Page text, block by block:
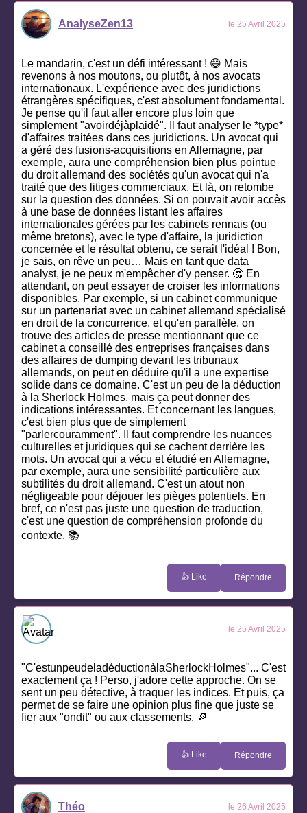
AnalyseZen13 le 25 Avril 2025
Le mandarin, c'est un défi intéressant ! 😄 Mais
revenons à nos moutons, ou plutôt, à nos avocats
internationaux. L'expérience avec des juridictions
étrangères spécifiques, c'est absolument fondamental.
Je pense qu'il faut aller encore plus loin que
simplement "avoirdéjàplaidé". Il faut analyser le *type*
d'affaires traitées dans ces juridictions. Un avocat qui
a géré des fusions-acquisitions en Allemagne, par
exemple, aura une compréhension bien plus pointue
du droit allemand des sociétés qu'un avocat qui n'a
traité que des litiges commerciaux. Et là, on retombe
sur la question des données. Si on pouvait avoir accès
à une base de données listant les affaires
internationales gérées par les cabinets rennais (ou
même bretons), avec le type d'affaire, la juridiction
concernée et le résultat obtenu, ce serait l'idéal ! Bon,
je sais, on rêve un peu… Mais en tant que data
analyst, je ne peux m'empêcher d'y penser. 🤔 En
attendant, on peut essayer de croiser les informations
disponibles. Par exemple, si un cabinet communique
sur un partenariat avec un cabinet allemand spécialisé
en droit de la concurrence, et qu'en parallèle, on
trouve des articles de presse mentionnant que ce
cabinet a conseillé des entreprises françaises dans
des affaires de dumping devant les tribunaux
allemands, on peut en déduire qu'il a une expertise
solide dans ce domaine. C'est un peu de la déduction
à la Sherlock Holmes, mais ça peut donner des
indications intéressantes. Et concernant les langues,
c'est bien plus que de simplement
"parlercouramment". Il faut comprendre les nuances
culturelles et juridiques qui se cachent derrière les
mots. Un avocat qui a vécu et étudié en Allemagne,
par exemple, aura une sensibilité particulière aux
subtilités du droit allemand. C'est un atout non
négligeable pour déjouer les pièges potentiels. En
bref, ce n'est pas juste une question de traduction,
c'est une question de compréhension profonde du
contexte. 📚
👍 Like Répondre
le 25 Avril 2025
"C'estunpeudeladéductionàlaSherlockHolmes"... C'est
exactement ça ! Perso, j'adore cette approche. On se
sent un peu détective, à traquer les indices. Et puis, ça
permet de se faire une opinion plus fine que juste se
fier aux "ondit" ou aux classements. 🔎
👍 Like Répondre
Théo le 26 Avril 2025